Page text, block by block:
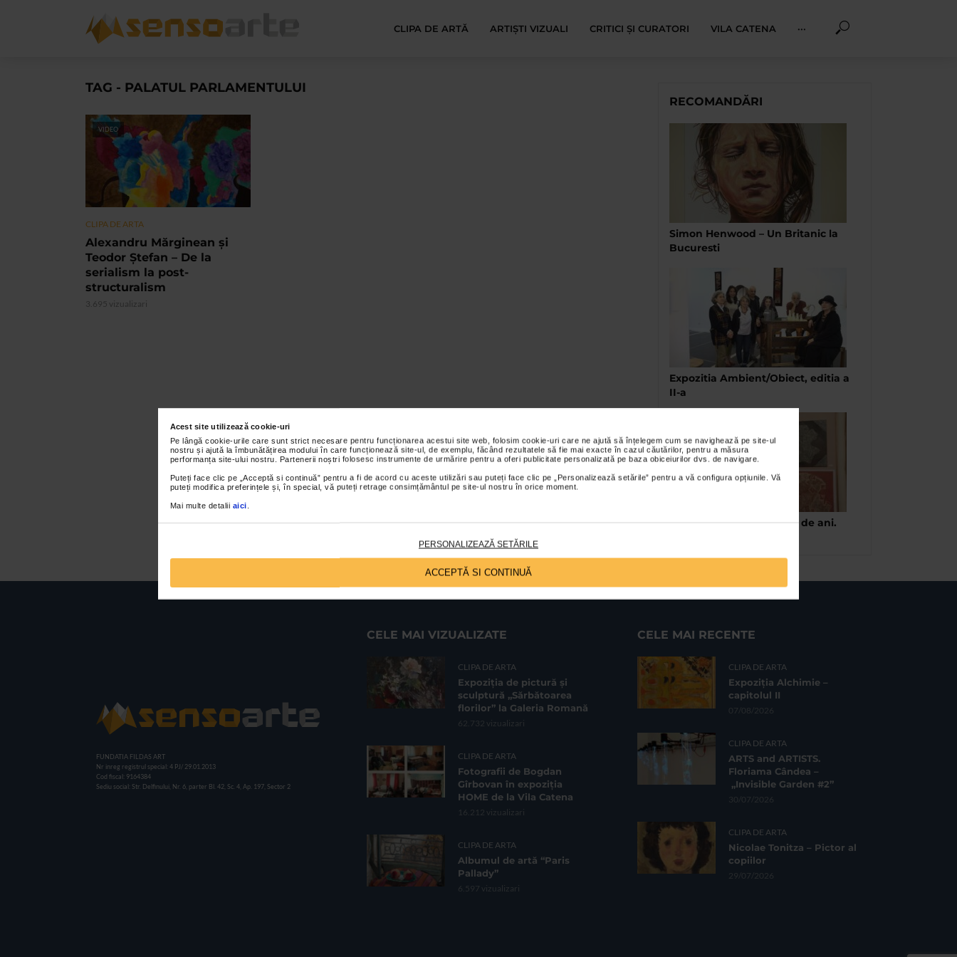
Acest site utilizează cookie-uri
Pe lângă cookie-urile care sunt strict necesare pentru funcționarea acestui site web, folosim cookie-uri care ne ajută să înțelegem cum se navighează pe site-ul
nostru și ajută la îmbunătățirea modului în care funcționează site-ul, de exemplu, făcând rezultatele să fie mai exacte în cazul căutărilor, pentru a măsura
performanța site-ului nostru. Partenerii noștri folosesc instrumente de urmărire pentru a oferi publicitate personalizată pe baza obiceiurilor dvs. de navigare.
Puteți face clic pe „Acceptă si continuă” pentru a fi de acord cu aceste utilizări sau puteți face clic pe „Personalizează setările” pentru a vă configura opțiunile. Vă
puteți modifica preferințele și, în special, vă puteți retrage consimțământul pe site-ul nostru în orice moment.
Mai multe detalii aici
PERSONALIZEAZĂ SETĂRILE
ACCEPTĂ SI CONTINUĂ
CLIPA DE ARTĂ ARTIȘTI VIZUALI CRITICI ȘI CURATORI VILA CATENA ···
TAG - PALATUL PARLAMENTULUI
VIDEO
CLIPA DE ARTA
Alexandru Mărginean şi
Teodor Ştefan – De la
serialism la post-
structuralism
3.695 vizualizari
RECOMANDĂRI
Simon Henwood – Un Britanic la
Bucuresti
Expozitia Ambient/Obiect, editia a
II-a
Expozitia Cand aveau 20 de ani.
FUNDATIA FILDAS ART
Nr inreg registrul special: 4 PJ/ 29.01.2013
Cod fiscal: 9164384
Sediu social: Str. Delfinului, Nr. 6, parter Bl. 42, Sc. 4, Ap. 197, Sector 2
CELE MAI VIZUALIZATE
CLIPA DE ARTA
Expoziția de pictură și
sculptură „Sărbătoarea
florilor” la Galeria Romană
62.732 vizualizari
CLIPA DE ARTA
Fotografii de Bogdan
Gîrbovan în expoziția
HOME de la Vila Catena
16.212 vizualizari
CLIPA DE ARTA
Albumul de artă “Paris
Pallady”
6.597 vizualizari
CELE MAI RECENTE
CLIPA DE ARTA
Expoziția Alchimie –
capitolul II
07/08/2026
CLIPA DE ARTA
ARTS and ARTISTS.
Floriama Cândea –
„Invisible Garden #2”
30/07/2026
CLIPA DE ARTA
Nicolae Tonitza – Pictor al
copiilor
29/07/2026